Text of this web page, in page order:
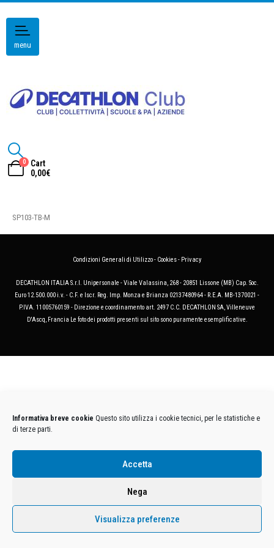
Informativa breve cookie Questo sito utilizza i cookie tecnici, per le statistiche e
di terze parti.
Accetta
Nega
Visualizza preferenze
menu
0
Cart
0,00€
SP103-TB-M
Condizioni Generali di Utilizzo- Cookies- Privacy
DECATHLON ITALIA S.r.l. Unipersonale - Viale Valassina, 268 - 20851 Lissone (MB) Cap. Soc.
Euro 12.500.000 i.v. - C.F. e Iscr. Reg. Imp. Monza e Brianza 02137480964 - R.E.A. MB-1370021 -
P.IVA. 11005760159 - Direzione e coordinamento art. 2497 C.C. DECATHLON SA, Villeneuve
D'Ascq, Francia Le foto dei prodotti presenti sul sito sono puramente esemplificative.